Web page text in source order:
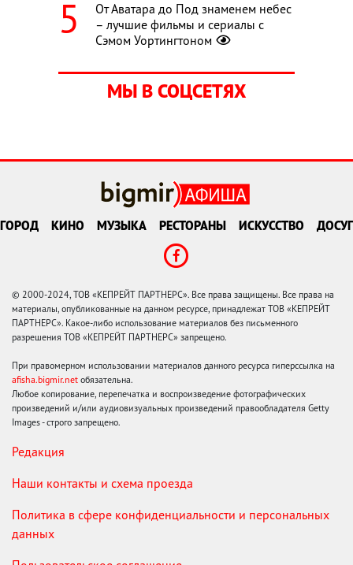
От Аватара до Под знаменем небес
– лучшие фильмы и сериалы с
Сэмом Уортингтоном
МЫ В СОЦСЕТЯХ
ГОРОД КИНО МУЗЫКА РЕСТОРАНЫ ИСКУССТВО ДОСУГ
© 2000-2024, ТОВ «КЕПРЕЙТ ПАРТНЕРС». Все права защищены. Все права на
материалы, опубликованные на данном ресурсе, принадлежат ТОВ «КЕПРЕЙТ
ПАРТНЕРС». Какое-либо использование материалов без письменного
разрешения ТОВ «КЕПРЕЙТ ПАРТНЕРС» запрещено.
При правомерном использовании материалов данного ресурса гиперссылка на
afisha.bigmir.net обязательна.
Любое копирование, перепечатка и воспроизведение фотографических
произведений и/или аудиовизуальных произведений правообладателя Getty
Images - строго запрещено.
Редакция
Наши контакты и схема проезда
Политика в сфере конфиденциальности и персональных
данных